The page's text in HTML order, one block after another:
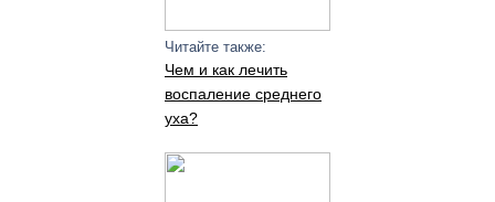
Читайте также:
Чем и как лечить
воспаление среднего
уха?